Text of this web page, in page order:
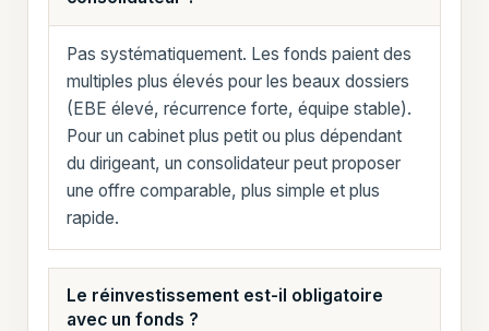
Pas systématiquement. Les fonds paient des
multiples plus élevés pour les beaux dossiers
(EBE élevé, récurrence forte, équipe stable).
Pour un cabinet plus petit ou plus dépendant
du dirigeant, un consolidateur peut proposer
une offre comparable, plus simple et plus
rapide.
Le réinvestissement est-il obligatoire
avec un fonds ?